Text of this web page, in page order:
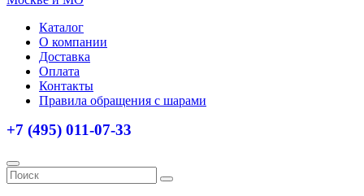
Каталог
О компании
Доставка
Оплата
Контакты
Правила обращения с шарами
+7 (495) 011-07-33